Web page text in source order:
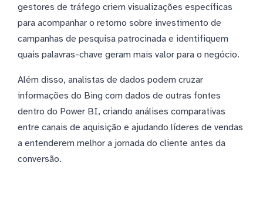
gestores de tráfego criem visualizações específicas
para acompanhar o retorno sobre investimento de
campanhas de pesquisa patrocinada e identifiquem
quais palavras-chave geram mais valor para o negócio.
Além disso, analistas de dados podem cruzar
informações do Bing com dados de outras fontes
dentro do Power BI, criando análises comparativas
entre canais de aquisição e ajudando líderes de vendas
a entenderem melhor a jornada do cliente antes da
conversão.